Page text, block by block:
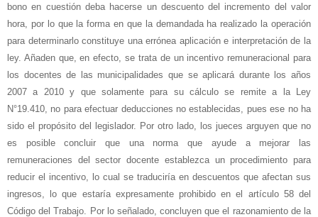
bono en cuestión deba hacerse un descuento del incremento del valor
hora, por lo que la forma en que la demandada ha realizado la operación
para determinarlo constituye una errónea aplicación e interpretación de la
ley. Añaden que, en efecto, se trata de un incentivo remuneracional para
los docentes de las municipalidades que se aplicará durante los años
2007 a 2010 y que solamente para su cálculo se remite a la Ley
N°19.410, no para efectuar deducciones no establecidas, pues ese no ha
sido el propósito del legislador. Por otro lado, los jueces arguyen que no
es posible concluir que una norma que ayude a mejorar las
remuneraciones del sector docente establezca un procedimiento para
reducir el incentivo, lo cual se traduciría en descuentos que afectan sus
ingresos, lo que estaría expresamente prohibido en el artículo 58 del
Código del Trabajo. Por lo señalado, concluyen que el razonamiento de la